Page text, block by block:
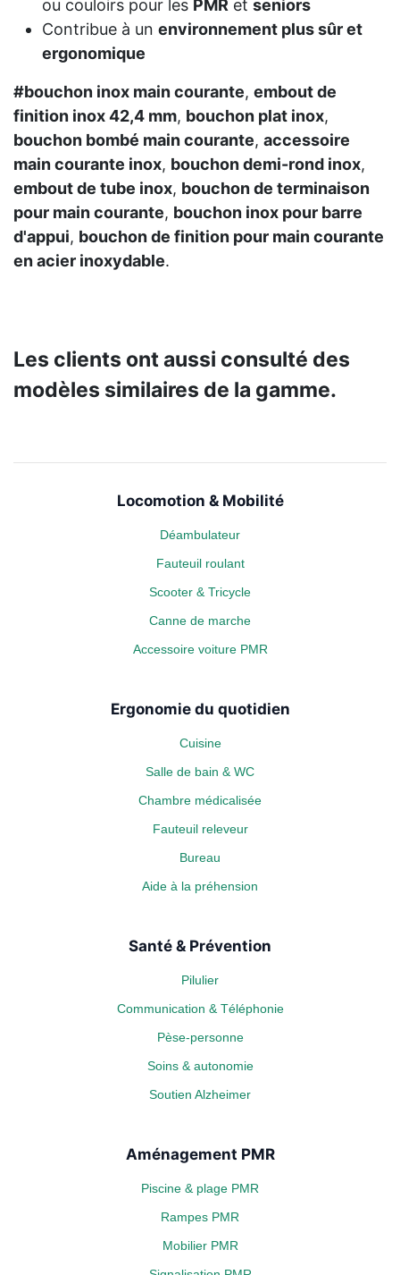
ou couloirs pour les PMR et seniors
Contribue à un environnement plus sûr et
ergonomique
#bouchon inox main courante, embout de
finition inox 42,4 mm, bouchon plat inox,
bouchon bombé main courante, accessoire
main courante inox, bouchon demi-rond inox,
embout de tube inox, bouchon de terminaison
pour main courante, bouchon inox pour barre
d'appui, bouchon de finition pour main courante
en acier inoxydable.
Les clients ont aussi consulté des
modèles similaires de la gamme.
Locomotion & Mobilité
Déambulateur
Fauteuil roulant
Scooter & Tricycle
Canne de marche
Accessoire voiture PMR
Ergonomie du quotidien
Cuisine
Salle de bain & WC
Chambre médicalisée
Fauteuil releveur
Bureau
Aide à la préhension
Santé & Prévention
Pilulier
Communication & Téléphonie
Pèse-personne
Soins & autonomie
Soutien Alzheimer
Aménagement PMR
Piscine & plage PMR
Rampes PMR
Mobilier PMR